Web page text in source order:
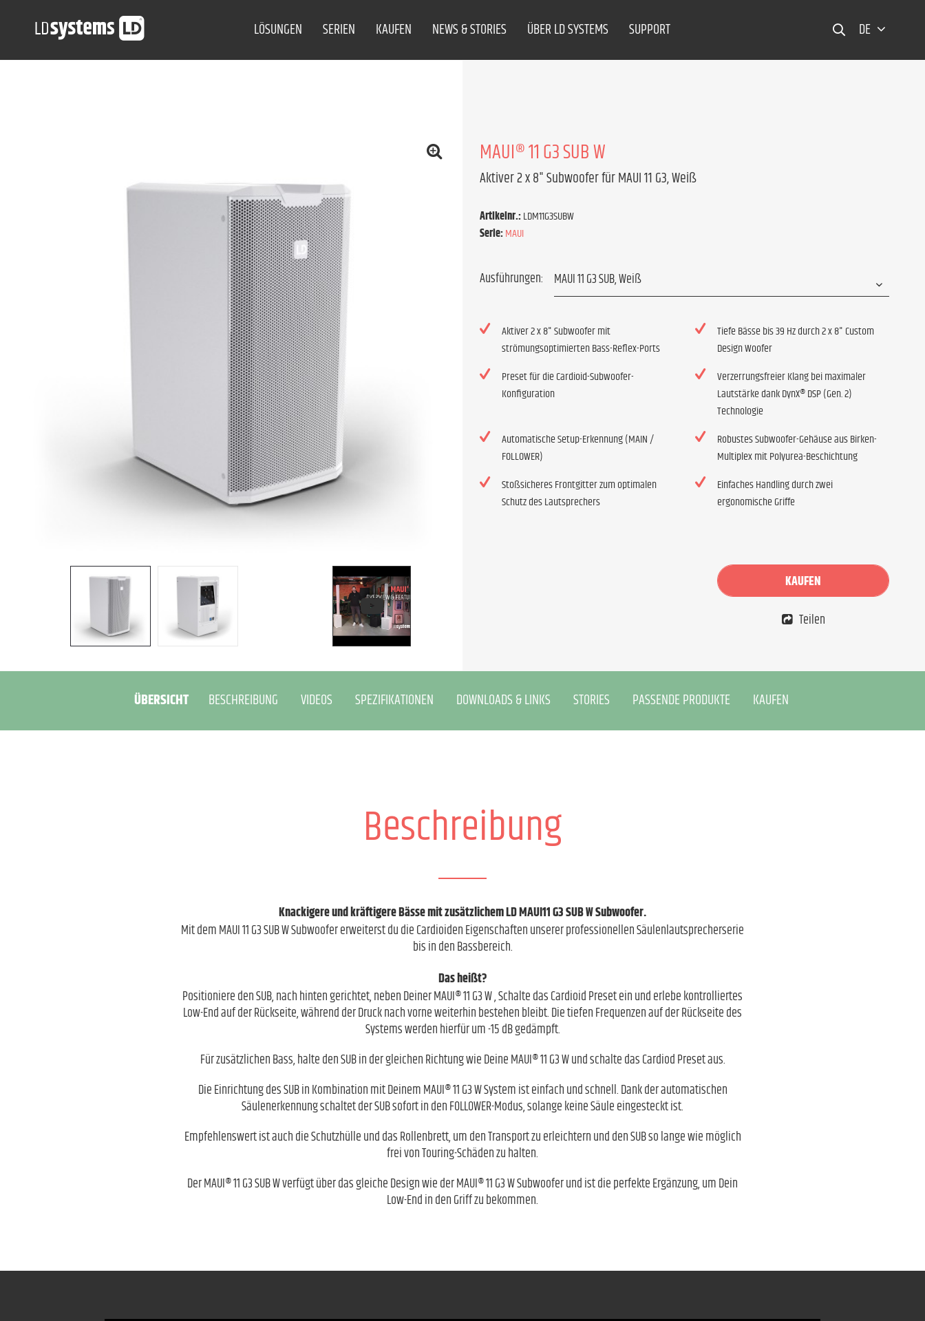
LÖSUNGEN SERIEN KAUFEN NEWS & STORIES ÜBER LD SYSTEMS SUPPORT DE
MAUI® 11 G3 SUB W
Aktiver 2 x 8" Subwoofer für MAUI 11 G3, Weiß
Artikelnr.:LDM11G3SUBW
Serie:MAUI
Ausführungen:
Aktiver 2 x 8" Subwoofer mit
strömungsoptimierten Bass-Reflex-Ports
Tiefe Bässe bis 39 Hz durch 2 x 8" Custom
Design Woofer
Preset für die Cardioid-Subwoofer-
Konfiguration
Verzerrungsfreier Klang bei maximaler
Lautstärke dank DynX® DSP (Gen. 2)
Technologie
Automatische Setup-Erkennung (MAIN /
FOLLOWER)
Robustes Subwoofer-Gehäuse aus Birken-
Multiplex mit Polyurea-Beschichtung
Stoßsicheres Frontgitter zum optimalen
Schutz des Lautsprechers
Einfaches Handling durch zwei
ergonomische Griffe
KAUFEN
Teilen
ÜBERSICHT BESCHREIBUNG VIDEOS SPEZIFIKATIONEN DOWNLOADS & LINKS STORIES PASSENDE PRODUKTE KAUFEN
Beschreibung
Knackigere und kräftigere Bässe mit zusätzlichem LD MAUI11 G3 SUB W Subwoofer.
Mit dem MAUI 11 G3 SUB W Subwoofer erweiterst du die Cardioiden Eigenschaften unserer professionellen Säulenlautsprecherserie
bis in den Bassbereich.
Das heißt?
Positioniere den SUB, nach hinten gerichtet, neben Deiner MAUI® 11 G3 W , Schalte das Cardioid Preset ein und erlebe kontrolliertes
Low-End auf der Rückseite, während der Druck nach vorne weiterhin bestehen bleibt. Die tiefen Frequenzen auf der Rückseite des
Systems werden hierfür um -15 dB gedämpft.
Für zusätzlichen Bass, halte den SUB in der gleichen Richtung wie Deine MAUI® 11 G3 W und schalte das Cardiod Preset aus.
Die Einrichtung des SUB in Kombination mit Deinem MAUI® 11 G3 W System ist einfach und schnell. Dank der automatischen
Säulenerkennung schaltet der SUB sofort in den FOLLOWER-Modus, solange keine Säule eingesteckt ist.
Empfehlenswert ist auch die Schutzhülle und das Rollenbrett, um den Transport zu erleichtern und den SUB so lange wie möglich
frei von Touring-Schäden zu halten.
Der MAUI® 11 G3 SUB W verfügt über das gleiche Design wie der MAUI® 11 G3 W Subwoofer und ist die perfekte Ergänzung, um Dein
Low-End in den Griff zu bekommen.